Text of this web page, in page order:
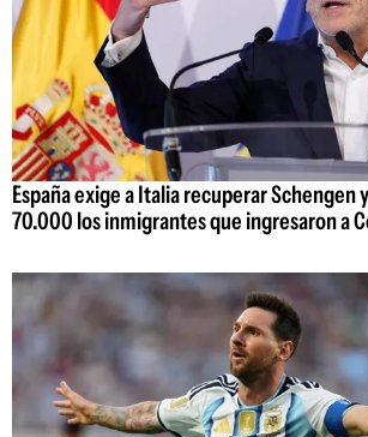
España exige a Italia recuperar Schengen
70.000 los inmigrantes que ingresaron a